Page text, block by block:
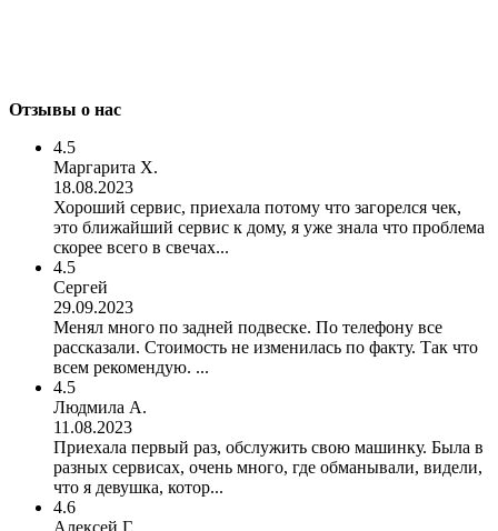
Отзывы о нас
4.5
Маргарита Х.
18.08.2023
Хороший сервис, приехала потому что загорелся чек,
это ближайший сервис к дому, я уже знала что проблема
скорее всего в свечах...
4.5
Сергей
29.09.2023
Менял много по задней подвеске. По телефону все
рассказали. Стоимость не изменилась по факту. Так что
всем рекомендую. ...
4.5
Людмила А.
11.08.2023
Приехала первый раз, обслужить свою машинку. Была в
разных сервисах, очень много, где обманывали, видели,
что я девушка, котор...
4.6
Алексей Г.